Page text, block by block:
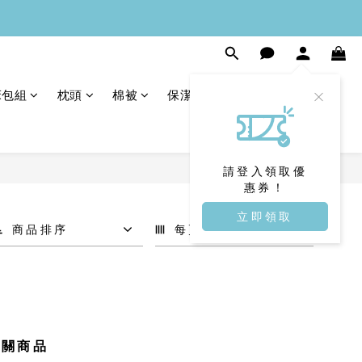
請登入領取優
惠券！
立即領取
組 枕頭 棉被 保潔墊
商品排序 每頁顯示 24 個
商品